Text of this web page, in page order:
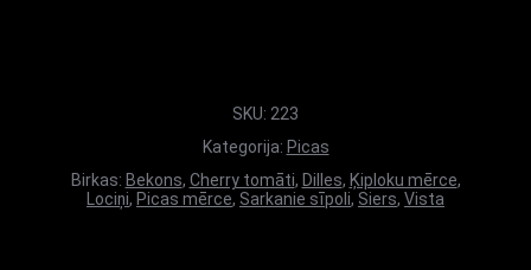
SKU: 223
Kategorija: Picas
Birkas: Bekons, Cherry tomāti, Dilles, Ķiploku mērce,
Lociņi, Picas mērce, Sarkanie sīpoli, Siers, Vista